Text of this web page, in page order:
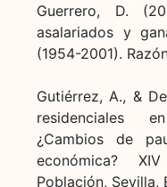
Guerrero, D.
asalariados y
(1954-2001).
Gutiérrez, A., &
residenciales
¿Cambios de
económica?
Población, Sevilla,